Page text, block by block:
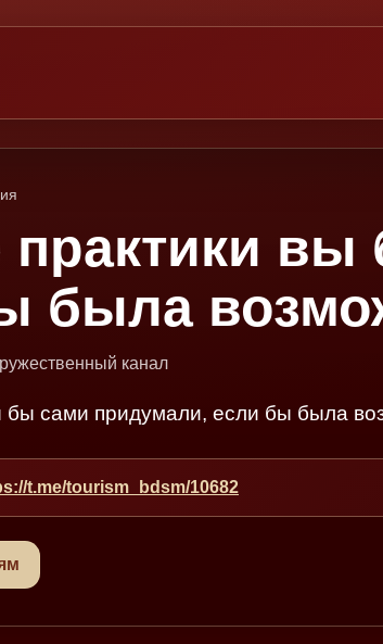
практики
была
канал
бы сами придумали, если бы была
t.me/tourism_bdsm/10682